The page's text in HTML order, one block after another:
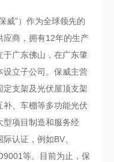
威”）作为全球领先的
应商，拥有12年的生产
于广东佛山，在广东肇
设立子公司。保威主营
定支架及光伏屋顶支架
、车棚等多功能光伏
型项目制造和服务经
认证，例如BV、
等。目前为止，保